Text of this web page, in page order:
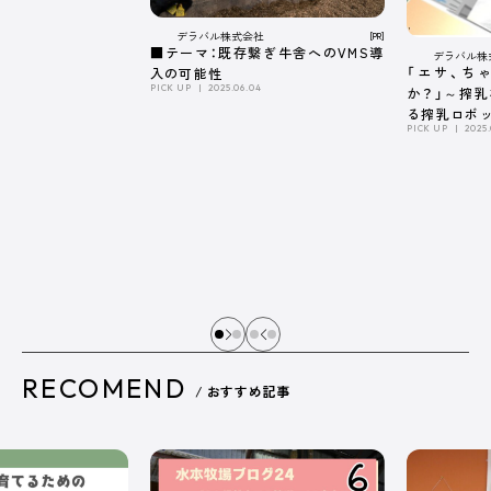
デラバル株式会社 [PR]
■テーマ：既存繋ぎ牛舎へのVMS導
入の可能性
PICK UP 2025.06.04
デラバル
「エサ、ち
か？」～搾
る搾乳ロボ
係～
PICK UP
RECOMEND / おすすめ記事